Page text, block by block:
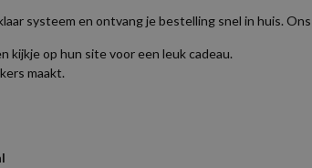
systeem en ontvang je bestelling snel in huis.
kijkje op hun site voor een leuk cadeau.
maakt.